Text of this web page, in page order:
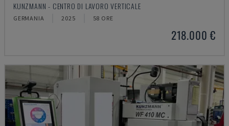
KUNZMANN - CENTRO DI LAVORO VERTICALE
GERMANIA 2025 58 ORE
218.000 €